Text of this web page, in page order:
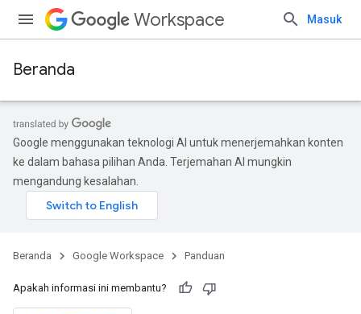
Workspace Masuk
Beranda
Google menggunakan teknologi AI untuk menerjemahkan konten
ke dalam bahasa pilihan Anda. Terjemahan AI mungkin
mengandung kesalahan.
Beranda Google Workspace Panduan
Apakah informasi ini membantu?